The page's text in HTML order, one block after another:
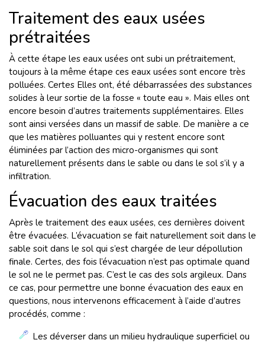
Traitement des eaux usées
prétraitées
À cette étape les eaux usées ont subi un prétraitement,
toujours à la même étape ces eaux usées sont encore très
polluées. Certes Elles ont, été débarrassées des substances
solides à leur sortie de la fosse « toute eau ». Mais elles ont
encore besoin d’autres traitements supplémentaires. Elles
sont ainsi versées dans un massif de sable. De manière a ce
que les matières polluantes qui y restent encore sont
éliminées par l’action des micro-organismes qui sont
naturellement présents dans le sable ou dans le sol s’il y a
infiltration.
Évacuation des eaux traitées
Après le traitement des eaux usées, ces dernières doivent
être évacuées. L’évacuation se fait naturellement soit dans le
sable soit dans le sol qui s’est chargée de leur dépollution
finale. Certes, des fois l’évacuation n’est pas optimale quand
le sol ne le permet pas. C’est le cas des sols argileux. Dans
ce cas, pour permettre une bonne évacuation des eaux en
questions, nous intervenons efficacement à l’aide d’autres
procédés, comme :
Les déverser dans un milieu hydraulique superficiel ou